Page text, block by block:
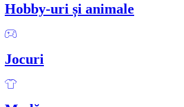
Hobby-uri și animale
Jocuri